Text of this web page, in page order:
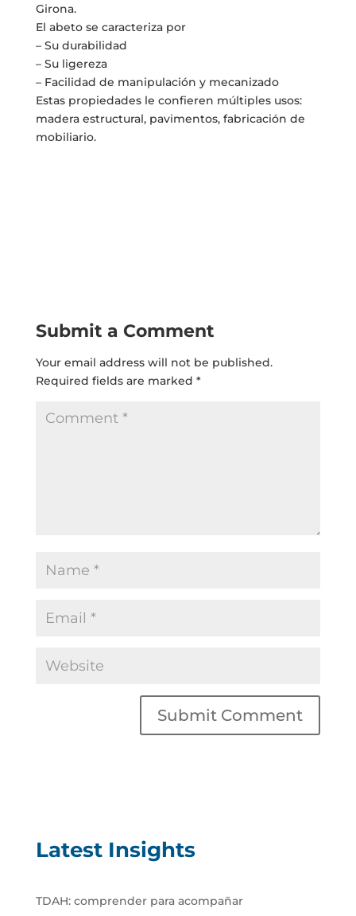
Girona.
El abeto se caracteriza por
– Su durabilidad
– Su ligereza
– Facilidad de manipulación y mecanizado
Estas propiedades le confieren múltiples usos:
madera estructural, pavimentos, fabricación de
mobiliario.
Submit a Comment
Your email address will not be published.
Required fields are marked *
Latest Insights
TDAH: comprender para acompañar